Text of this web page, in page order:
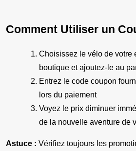
Comment Utiliser un
Choisissez le vélo de votre
boutique et ajoutez-le au
Entrez le code coupon
lors du paiement
Voyez le prix diminuer
de la nouvelle aventure de
Astuce : Vérifiez toujours les